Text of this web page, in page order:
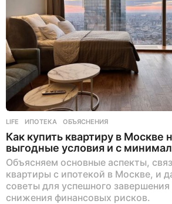
з
а
д
LIFE ИПОТЕКА ,ОБЪЯСНЕНИЯ
Как купить квартиру в Москве
выгодные условия и с
Объясняем основные аспекты,
квартиры с ипотекой в Москве, и
советы для успешного завершения
снижения финансовых рисков.